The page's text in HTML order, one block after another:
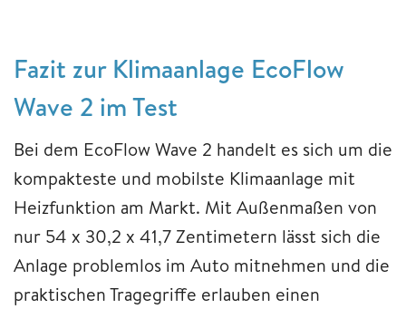
Fazit zur Klimaanlage EcoFlow
Wave 2 im Test
Bei dem EcoFlow Wave 2 handelt es sich um die
kompakteste und mobilste Klimaanlage mit
Heizfunktion am Markt. Mit Außenmaßen von
nur 54 x 30,2 x 41,7 Zentimetern lässt sich die
Anlage problemlos im Auto mitnehmen und die
praktischen Tragegriffe erlauben einen